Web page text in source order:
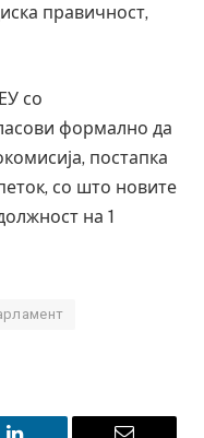
правичност,
со
формално да
постапка
со што новите
на 1